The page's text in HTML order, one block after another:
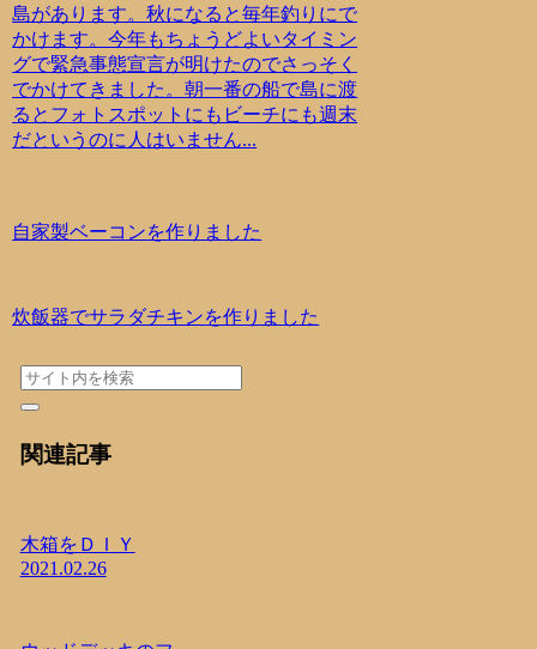
島があります。秋になると毎年釣りにで
かけます。今年もちょうどよいタイミン
グで緊急事態宣言が明けたのでさっそく
でかけてきました。朝一番の船で島に渡
るとフォトスポットにもビーチにも週末
だというのに人はいません...
自家製ベーコンを作りました
炊飯器でサラダチキンを作りました
関連記事
木箱をＤＩＹ
2021.02.26